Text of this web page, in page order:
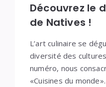
Découvrez le
de Natives !
L’art culinaire se
diversité des
numéro, nous
«Cuisines du